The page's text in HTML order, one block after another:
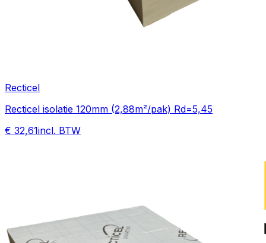
Recticel
Recticel isolatie 120mm (2,88m²/pak) Rd=5,45
€ 32,61incl. BTW